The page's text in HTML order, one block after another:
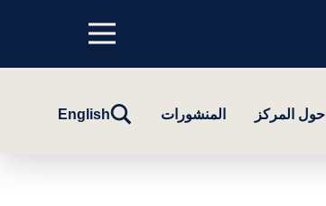
Menu
top
حول المركز المنشورات
تبديلEnglish